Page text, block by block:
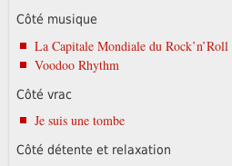
Côté musique
La Capitale Mondiale du Rock’n’Roll
Voodoo Rhythm
Côté vrac
Je suis une tombe
Côté détente et relaxation